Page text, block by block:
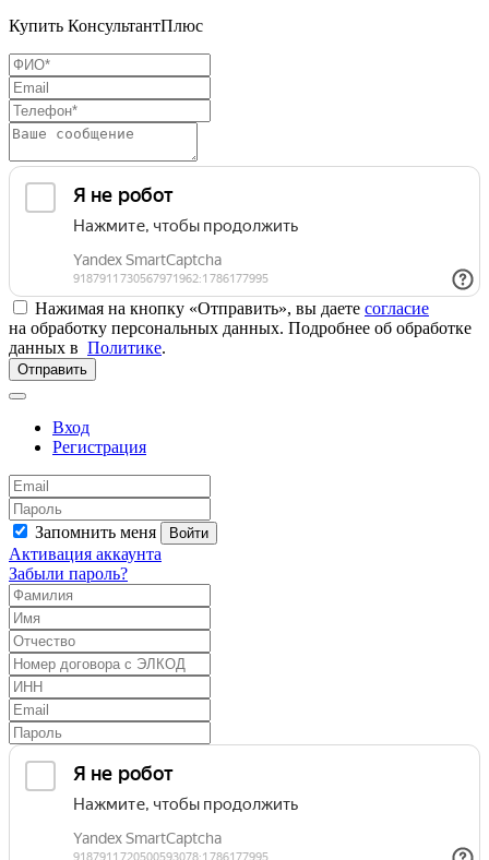
Купить КонсультантПлюс
Нажимая на кнопку «Отправить», вы даете согласие
на обработку персональных данных. Подробнее об обработке
данных в Политике.
Отправить
Вход
Регистрация
Запомнить меня Войти
Активация аккаунта
Забыли пароль?